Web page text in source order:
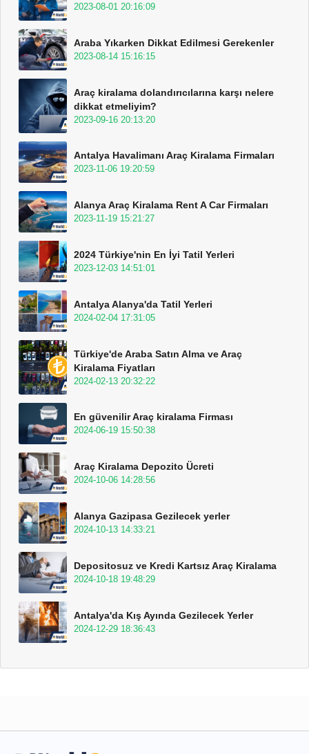
2023-08-01 20:16:09
Araba Yıkarken Dikkat Edilmesi Gerekenler
2023-08-14 15:16:15
Araç kiralama dolandırıcılarına karşı nelere
dikkat etmeliyim?
2023-09-16 20:13:20
Antalya Havalimanı Araç Kiralama Firmaları
2023-11-06 19:20:59
Alanya Araç Kiralama Rent A Car Firmaları
2023-11-19 15:21:27
2024 Türkiye'nin En İyi Tatil Yerleri
2023-12-03 14:51:01
Antalya Alanya'da Tatil Yerleri
2024-02-04 17:31:05
Türkiye'de Araba Satın Alma ve Araç
Kiralama Fiyatları
2024-02-13 20:32:22
En güvenilir Araç kiralama Firması
2024-06-19 15:50:38
Araç Kiralama Depozito Ücreti
2024-10-06 14:28:56
Alanya Gazipasa Gezilecek yerler
2024-10-13 14:33:21
Depositosuz ve Kredi Kartsız Araç Kiralama
2024-10-18 19:48:29
Antalya'da Kış Ayında Gezilecek Yerler
2024-12-29 18:36:43